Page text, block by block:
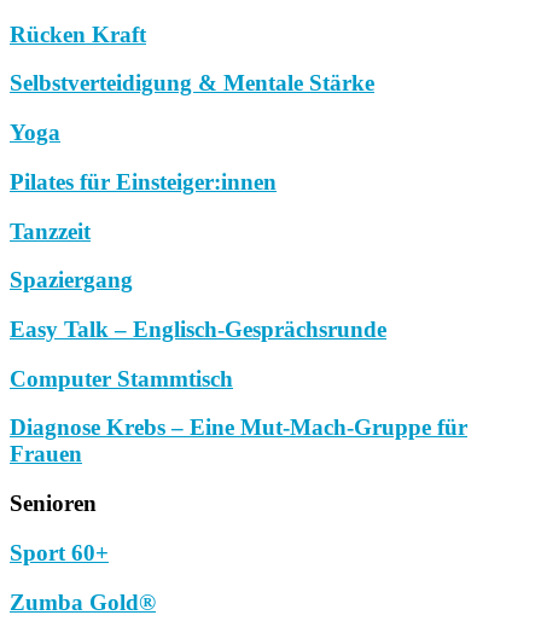
Rücken Kraft
Selbstverteidigung & Mentale Stärke
Yoga
Pilates für Einsteiger:innen
Tanzzeit
Spaziergang
Easy Talk – Englisch-Gesprächsrunde
Computer Stammtisch
Diagnose Krebs – Eine Mut-Mach-Gruppe für
Frauen
Senioren
Sport 60+
Zumba Gold®